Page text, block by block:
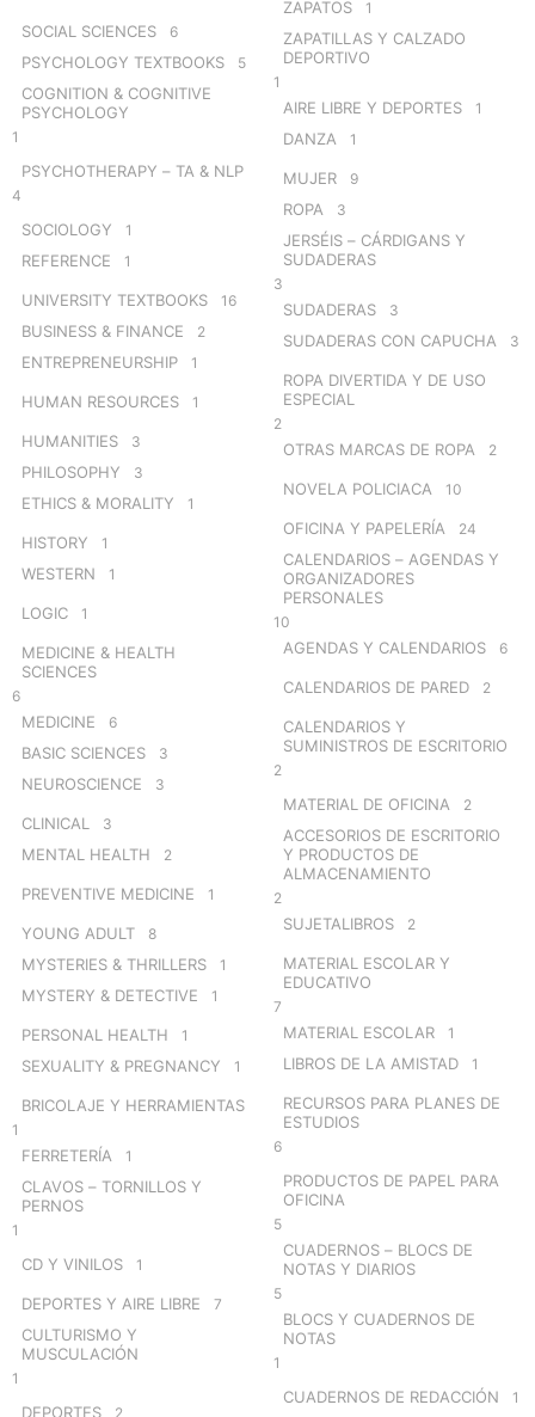
SOCIAL SCIENCES 6
PSYCHOLOGY TEXTBOOKS 5
COGNITION & COGNITIVE
PSYCHOLOGY
1
PSYCHOTHERAPY – TA & NLP
4
SOCIOLOGY 1
REFERENCE 1
UNIVERSITY TEXTBOOKS 16
BUSINESS & FINANCE 2
ENTREPRENEURSHIP 1
HUMAN RESOURCES 1
HUMANITIES 3
PHILOSOPHY 3
ETHICS & MORALITY 1
HISTORY 1
WESTERN 1
LOGIC 1
MEDICINE & HEALTH
SCIENCES
6
MEDICINE 6
BASIC SCIENCES 3
NEUROSCIENCE 3
CLINICAL 3
MENTAL HEALTH 2
PREVENTIVE MEDICINE 1
YOUNG ADULT 8
MYSTERIES & THRILLERS 1
MYSTERY & DETECTIVE 1
PERSONAL HEALTH 1
SEXUALITY & PREGNANCY 1
BRICOLAJE Y HERRAMIENTAS
1
FERRETERÍA 1
CLAVOS – TORNILLOS Y
PERNOS
1
CD Y VINILOS 1
DEPORTES Y AIRE LIBRE 7
CULTURISMO Y
MUSCULACIÓN
1
DEPORTES 2
ZAPATOS 1
ZAPATILLAS Y CALZADO
DEPORTIVO
1
AIRE LIBRE Y DEPORTES 1
DANZA 1
MUJER 9
ROPA 3
JERSÉIS – CÁRDIGANS Y
SUDADERAS
3
SUDADERAS 3
SUDADERAS CON CAPUCHA 3
ROPA DIVERTIDA Y DE USO
ESPECIAL
2
OTRAS MARCAS DE ROPA 2
NOVELA POLICIACA 10
OFICINA Y PAPELERÍA 24
CALENDARIOS – AGENDAS Y
ORGANIZADORES
PERSONALES
10
AGENDAS Y CALENDARIOS 6
CALENDARIOS DE PARED 2
CALENDARIOS Y
SUMINISTROS DE ESCRITORIO
2
MATERIAL DE OFICINA 2
ACCESORIOS DE ESCRITORIO
Y PRODUCTOS DE
ALMACENAMIENTO
2
SUJETALIBROS 2
MATERIAL ESCOLAR Y
EDUCATIVO
7
MATERIAL ESCOLAR 1
LIBROS DE LA AMISTAD 1
RECURSOS PARA PLANES DE
ESTUDIOS
6
PRODUCTOS DE PAPEL PARA
OFICINA
5
CUADERNOS – BLOCS DE
NOTAS Y DIARIOS
5
BLOCS Y CUADERNOS DE
NOTAS
1
CUADERNOS DE REDACCIÓN 1